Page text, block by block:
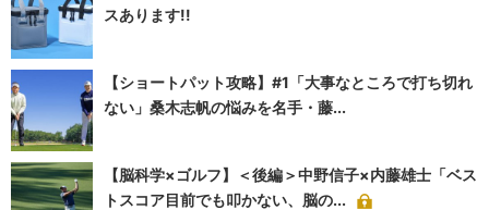
スあります!!
【ショートパット攻略】#1「大事なところで打ち切れ
ない」桑木志帆の悩みを名手・藤...
【脳科学×ゴルフ】＜後編＞中野信子×内藤雄士「ベス
トスコア目前でも叩かない、脳の...